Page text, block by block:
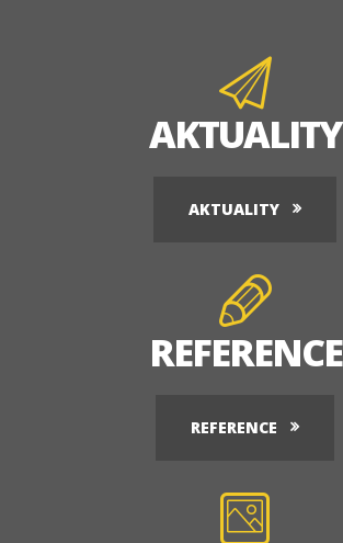
AKTUALITY
AKTUALITY
REFERENCE
REFERENCE